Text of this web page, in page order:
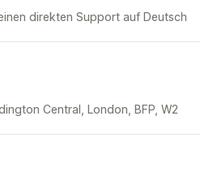
direkten Support auf Deutsch
Central, London, BFP, W2